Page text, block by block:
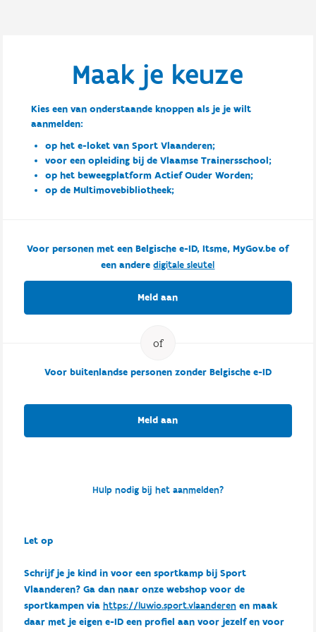
Maak je keuze
Kies een van onderstaande knoppen als je je wilt
aanmelden:
op het e-loket van Sport Vlaanderen;
voor een opleiding bij de Vlaamse Trainersschool;
op het beweegplatform Actief Ouder Worden;
op de Multimovebibliotheek;
Voor personen met een Belgische e-ID, Itsme, MyGov.be of
een anderedigitale sleutel
Meld aan
Voor buitenlandse personen zonder Belgische e-ID
Meld aan
Hulp nodig bij het aanmelden?
Let op
Schrijf je je kind in voor een sportkamp bij Sport
Vlaanderen? Ga dan naar onze webshop voor de
sportkampen via https://luwio.sport.vlaanderenen maak
daar met je eigen e-ID een profiel aan voor jezelf en voor